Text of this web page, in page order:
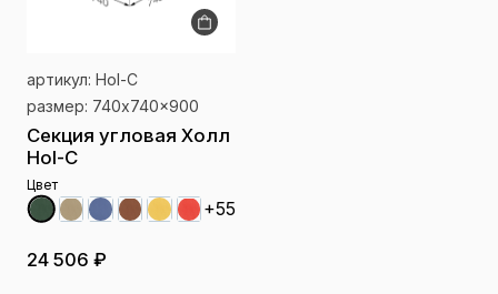
артикул: Hol-C
размер: 740x740x900
Секция угловая Холл
Hol-C
Цвет
+55
24 506 ₽